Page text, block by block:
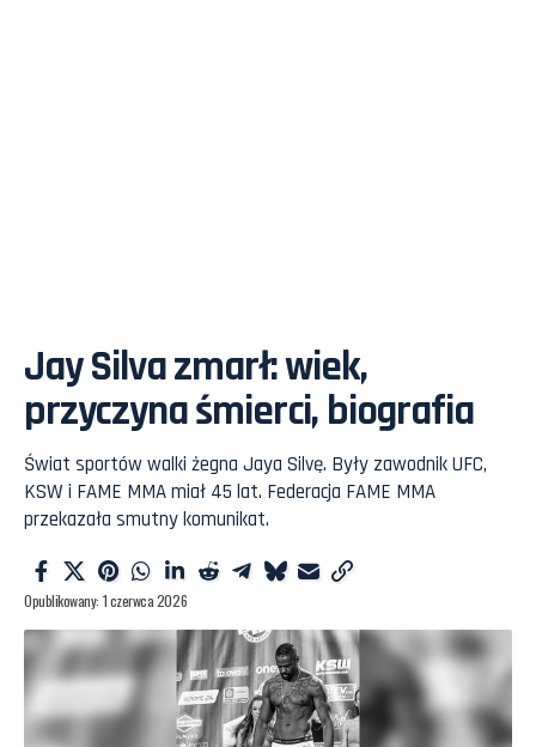
Jay Silva zmarł: wiek,
przyczyna śmierci, biografia
Świat sportów walki żegna Jaya Silvę. Były zawodnik UFC,
KSW i FAME MMA miał 45 lat. Federacja FAME MMA
przekazała smutny komunikat.
Opublikowany: 1 czerwca 2026